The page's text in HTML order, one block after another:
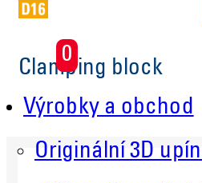
Skip to main content
0
Výrobky a obchod
Originální 3D
Clamping block